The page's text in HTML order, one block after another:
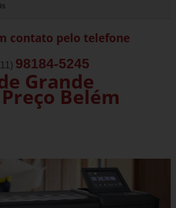
contato pelo telefone
98184-5245
Grande
Belém